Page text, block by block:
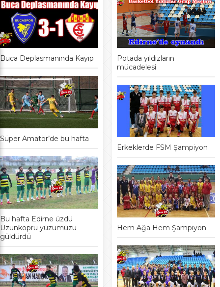
Buca Deplasmanında Kayıp
Süper Amatör’de bu hafta
Bu hafta Edirne üzdü
Uzunköprü yüzümüzü
güldürdü
Potada yıldızların
mücadelesi
Erkeklerde FSM Şampiyon
Hem Ağa Hem Şampiyon